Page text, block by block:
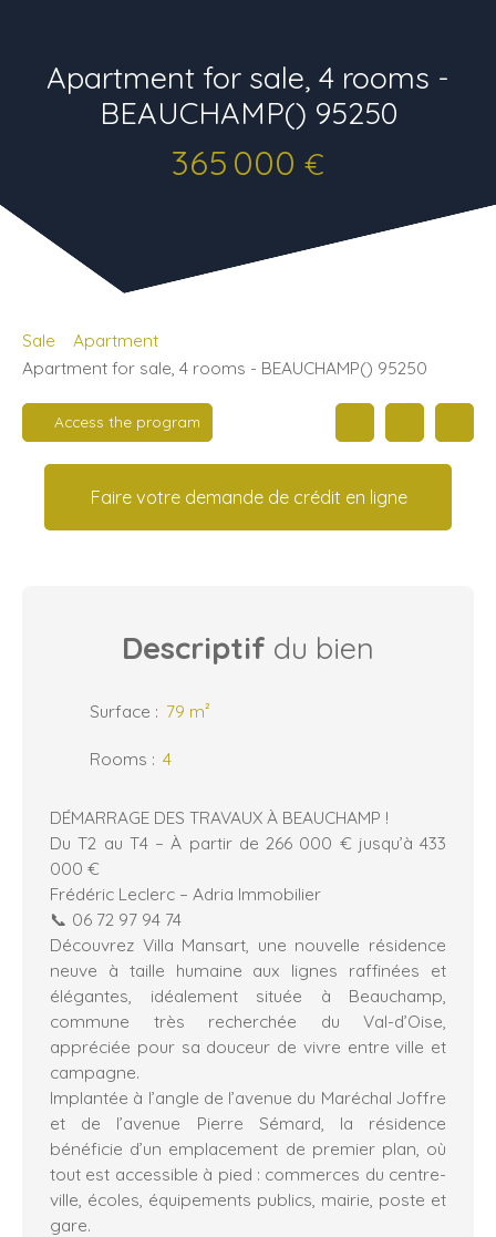
Apartment for sale, 4 rooms -
BEAUCHAMP() 95250
365 000 €
Sale
Apartment
Apartment for sale, 4 rooms - BEAUCHAMP() 95250
Access the program
Faire votre demande de crédit en ligne
Descriptif du bien
Surface : 79 m²
Rooms : 4
DÉMARRAGE DES TRAVAUX À BEAUCHAMP !
Du T2 au T4 – À partir de 266 000 € jusqu’à 433
000 €
Frédéric Leclerc – Adria Immobilier
📞 06 72 97 94 74
Découvrez Villa Mansart, une nouvelle résidence
neuve à taille humaine aux lignes raffinées et
élégantes, idéalement située à Beauchamp,
commune très recherchée du Val-d’Oise,
appréciée pour sa douceur de vivre entre ville et
campagne.
Implantée à l’angle de l’avenue du Maréchal Joffre
et de l’avenue Pierre Sémard, la résidence
bénéficie d’un emplacement de premier plan, où
tout est accessible à pied : commerces du centre-
ville, écoles, équipements publics, mairie, poste et
gare.